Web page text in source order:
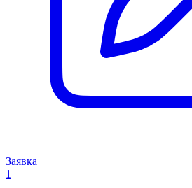
Заявка
1